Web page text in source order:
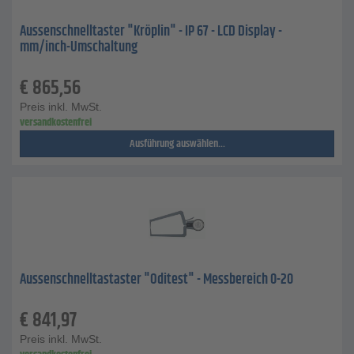
Aussenschnelltaster "Kröplin" - IP 67 - LCD Display -
mm/inch-Umschaltung
€865,56
Preis inkl. MwSt.
versandkostenfrei
Ausführung auswählen...
Aussenschnelltastaster "Oditest" - Messbereich 0-20
€841,97
Preis inkl. MwSt.